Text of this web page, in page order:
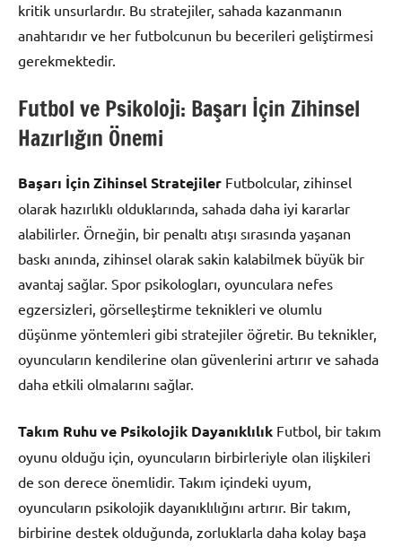
kritik unsurlardır. Bu stratejiler, sahada kazanmanın
anahtarıdır ve her futbolcunun bu becerileri geliştirmesi
gerekmektedir.
Futbol ve Psikoloji: Başarı İçin Zihinsel
Hazırlığın Önemi
Başarı İçin Zihinsel Stratejiler Futbolcular, zihinsel
olarak hazırlıklı olduklarında, sahada daha iyi kararlar
alabilirler. Örneğin, bir penaltı atışı sırasında yaşanan
baskı anında, zihinsel olarak sakin kalabilmek büyük bir
avantaj sağlar. Spor psikologları, oyunculara nefes
egzersizleri, görselleştirme teknikleri ve olumlu
düşünme yöntemleri gibi stratejiler öğretir. Bu teknikler,
oyuncuların kendilerine olan güvenlerini artırır ve sahada
daha etkili olmalarını sağlar.
Takım Ruhu ve Psikolojik Dayanıklılık Futbol, bir takım
oyunu olduğu için, oyuncuların birbirleriyle olan ilişkileri
de son derece önemlidir. Takım içindeki uyum,
oyuncuların psikolojik dayanıklılığını artırır. Bir takım,
birbirine destek olduğunda, zorluklarla daha kolay başa